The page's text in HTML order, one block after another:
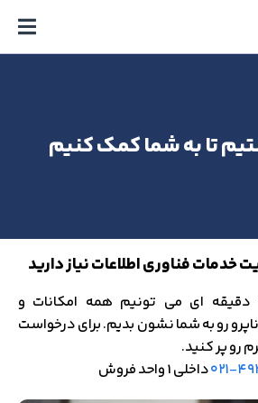
تا به شما کمک کنیم
خدمات فناوری اطلاعات نیاز دارید
ما در یک جلسه ۳۰ دقیقه ای می تونیم همه امکانات و
رو به شما نشون بدیم. برای درخواست
رو پر کنید.
داخلی 1 واحد فروش